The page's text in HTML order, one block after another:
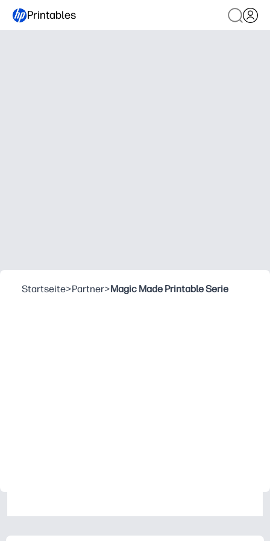
Printables
Startseite>Partner>Magic Made Printable Serie